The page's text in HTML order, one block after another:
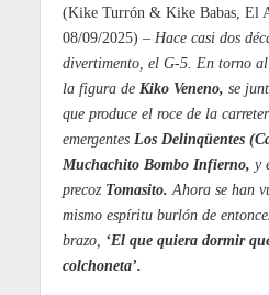
(Kike Turrón & Kike Babas, El
08/09/2025) – Hace casi dos
divertimento, el G-5. En torno
la figura de Kiko Veneno, se
que produce el roce de la
emergentes Los Delinqüentes
Muchachito Bombo Infierno, y
precoz Tomasito. Ahora se han
mismo espíritu burlón de
brazo, ‘El que quiera dormir
colchoneta’.